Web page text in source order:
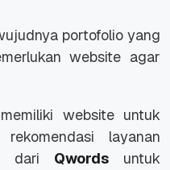
portofolio yang
website agar
website untuk
layanan
dari Qwords
untuk